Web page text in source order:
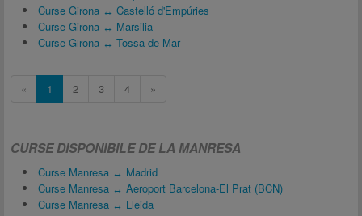
Curse Girona ↔ Castelló d'Empúries
Curse Girona ↔ Marsilia
Curse Girona ↔ Tossa de Mar
« 1 2 3 4 »
CURSE DISPONIBILE DE LA MANRESA
Curse Manresa ↔ Madrid
Curse Manresa ↔ Aeroport Barcelona-El Prat (BCN)
Curse Manresa ↔ Lleida